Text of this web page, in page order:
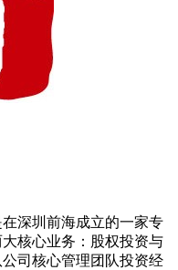
深圳前海成立的一家专
核心业务：股权投资与
司核心管理团队投资经